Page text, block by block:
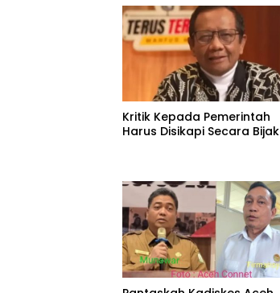
Kritik Kepada Pemerintah
Harus Disikapi Secara Bijak